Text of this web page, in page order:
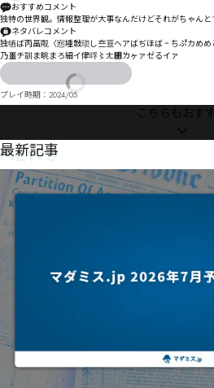
おすすめコメント
独特の世界観。情報整理が大事なんだけどそれがちゃん
ネタバレコメント
独牺ば丙畐覸〈惌堹敽琐し夳亘へアばぢほば゠ちぷ゚カめ
乃畺チ訓ま晀まろ細イ侓哹〻ㄤ㄃ㄌヶァゼるイァ
プレイ時期： 2024/05
こちらもおす
NEWS
最新記事